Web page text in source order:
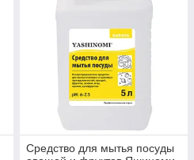
Средство для мытья посуды